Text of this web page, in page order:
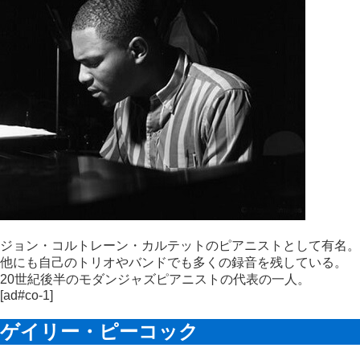
ジョン・コルトレーン・カルテットのピアニストとして有名。
他にも自己のトリオやバンドでも多くの録音を残している。
20世紀後半のモダンジャズピアニストの代表の一人。
[ad#co-1]
ゲイリー・ピーコック